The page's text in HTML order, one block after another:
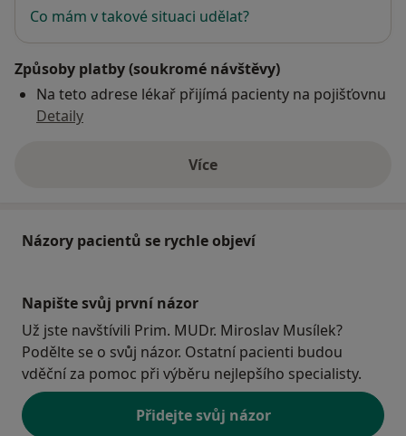
Co mám v takové situaci udělat?
Způsoby platby (soukromé návštěvy)
Na teto adrese lékař přijímá pacienty na pojišťovnu
Detaily
Víceo adrese
Názory pacientů se rychle objeví
Napište svůj první názor
Už jste navštívili Prim. MUDr. Miroslav Musílek?
Podělte se o svůj názor. Ostatní pacienti budou
vděční za pomoc při výběru nejlepšího specialisty.
Přidejte svůj názor